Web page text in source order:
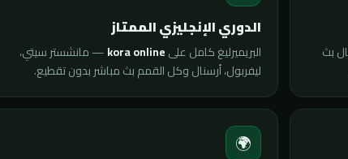
بث
الدوري الإنجليزي الممتاز
البريميرليغ كامل علىkora online— مانشستر سيتي،
ليفربول، أرسنال وكل القمم بث مباشر بدون تقطيع.
🌍